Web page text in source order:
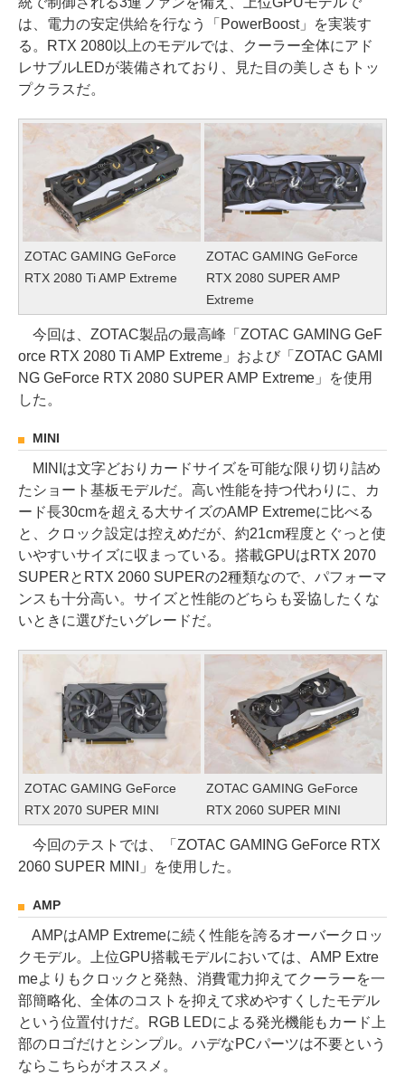
は、電力の安定供給を行なう「PowerBoost」を実装す
る。RTX 2080以上のモデルでは、クーラー全体にアド
レサブルLEDが装備されており、見た目の美しさもトッ
プクラスだ。
ZOTAC GAMING GeForce
RTX 2080 Ti AMP Extreme
ZOTAC GAMING GeForce
RTX 2080 SUPER AMP
Extreme
今回は、ZOTAC製品の最高峰「ZOTAC GAMING GeF
orce RTX 2080 Ti AMP Extreme」および「ZOTAC GAMI
NG GeForce RTX 2080 SUPER AMP Extreme」を使用
した。
MINI
MINIは文字どおりカードサイズを可能な限り切り詰め
たショート基板モデルだ。高い性能を持つ代わりに、カ
ード長30cmを超える大サイズのAMP Extremeに比べる
と、クロック設定は控えめだが、約21cm程度とぐっと使
いやすいサイズに収まっている。搭載GPUはRTX 2070
SUPERとRTX 2060 SUPERの2種類なので、パフォーマ
ンスも十分高い。サイズと性能のどちらも妥協したくな
いときに選びたいグレードだ。
ZOTAC GAMING GeForce
RTX 2070 SUPER MINI
ZOTAC GAMING GeForce
RTX 2060 SUPER MINI
今回のテストでは、「ZOTAC GAMING GeForce RTX
2060 SUPER MINI」を使用した。
AMP
AMPはAMP Extremeに続く性能を誇るオーバークロッ
クモデル。上位GPU搭載モデルにおいては、AMP Extre
meよりもクロックと発熱、消費電力抑えてクーラーを一
部簡略化、全体のコストを抑えて求めやすくしたモデル
という位置付けだ。RGB LEDによる発光機能もカード上
部のロゴだけとシンプル。ハデなPCパーツは不要という
ならこちらがオススメ。